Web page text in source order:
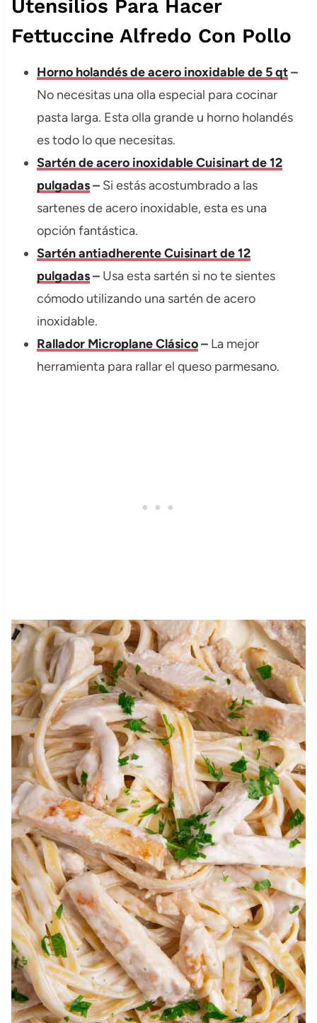
Utensilios Para Hacer
Fettuccine Alfredo Con Pollo
Horno holandés de acero inoxidable de 5 qt–
No necesitas una olla especial para cocinar
pasta larga. Esta olla grande u horno holandés
es todo lo que necesitas.
Sartén de acero inoxidable Cuisinart de 12
pulgadas–Si estás acostumbrado a las
sartenes de acero inoxidable, esta es una
opción fantástica.
Sartén antiadherente Cuisinart de 12
pulgadas–Usa esta sartén si no te sientes
cómodo utilizando una sartén de acero
inoxidable.
Rallador Microplane Clásico–La mejor
herramienta para rallar el queso parmesano.